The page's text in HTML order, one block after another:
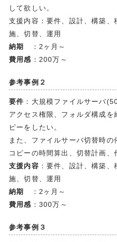
して欲しい。
支援内容：要件、設計、構築
施、切替、運用
納期
：2ヶ月～
費用感 ：200万～
参考事例２
要件 ：大規模ファイルサーバ
アクセス権限、フォルダ構成を
ピーをしたい。
また、ファイルサーバ切替時
コピーの時間算出、切替計画、
支援内容 ：要件、設計、構築
施、切替、運用
納期
：2ヶ月～
費用感 ：300万～
参考事例３